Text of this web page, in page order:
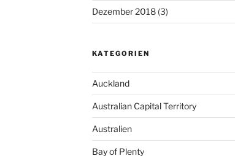
Dezember 2018(3)
KATEGORIEN
Auckland
Australian Capital Territory
Australien
Bay of Plenty